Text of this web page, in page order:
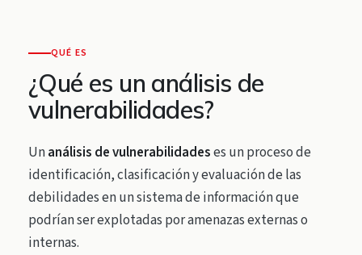
QUÉ ES
¿Qué es un análisis de
vulnerabilidades?
Unanálisis de vulnerabilidadeses un proceso de
identificación, clasificación y evaluación de las
debilidades en un sistema de información que
podrían ser explotadas por amenazas externas o
internas.